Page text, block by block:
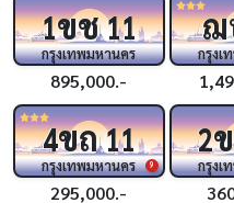
1ขช11
กรุงเทพมหานคร
895,000.-
กรุงเ
9
4ขถ11
กรุงเทพมหานคร
295,000.-
2
กรุงเ